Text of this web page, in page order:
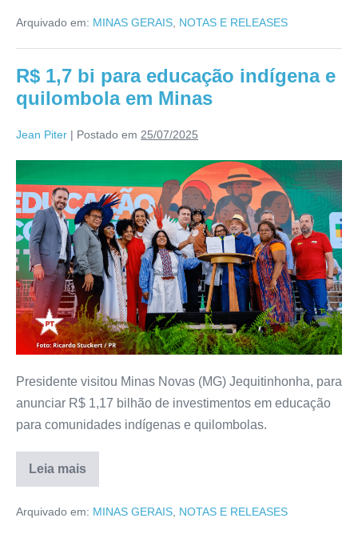
Arquivado em: MINAS GERAIS NOTAS E RELEASES
R$ 1,7 bi para educação indígena e
quilombola em Minas
Jean Piter | Postado em 25/07/2025
Presidente visitou Minas Novas (MG) Jequitinhonha, para
anunciar R$ 1,17 bilhão de investimentos em educação
para comunidades indígenas e quilombolas.
Leia mais
Arquivado em: MINAS GERAIS NOTAS E RELEASES